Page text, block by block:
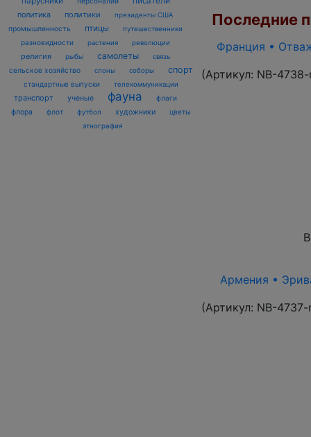
политика
политики президенты США
промышленность птицы путешественники
разновидности растения революции
религия рыбы самолеты связь
сельское хозяйство слоны соборы спорт
стандартные выпуски телекоммуникации
транспорт ученые фауна флаги
флора флот футбол художники
цветы
этнография
Последние
Франция •
(Артикул: NB-4738-
Армения •
(Артикул: NB-4737-